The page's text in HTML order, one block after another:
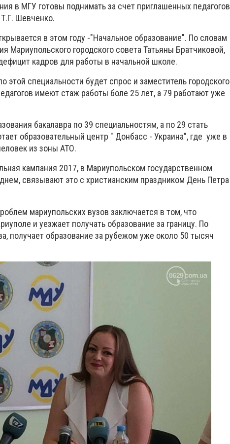
в МГУ готовы поднимать за счет приглашенных педагогов
Шевченко.
в этом году -"Начальное образование". По словам
Мариупольского городского совета Татьяны Братчиковой,
кадров для работы в начальной школе.
этой специальности будет спрос и заместитель городского
имеют стаж работы боле 25 лет, а 79 работают уже
бакалавра по 39 специальностям, а по 29 стать
образовательный центр " Донбасс - Украина", где уже в
из зоны АТО.
кампания 2017, в Мариупольском государственном
связывают это с христианским праздником День Петра
мариупольских вузов заключается в том, что
и уезжает получать образование за границу. По
получает образование за рубежом уже около 50 тысяч